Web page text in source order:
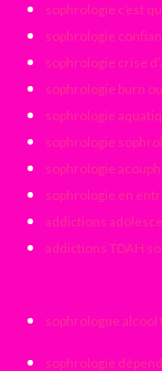
sophrologie c’est
sophrologie
sophrologie crise
sophrologie burn
sophrologie
sophrologie
sophrologie
sophrologie en
addictions
addictions TDAH
sophrologue alcool
sophrologie